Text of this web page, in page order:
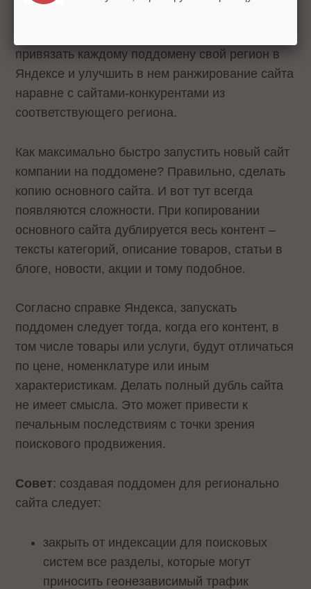
привязать каждому поддомену свой регион в
Яндексе и улучшить в нем ранжирование сайта
наравне с сайтами-конкурентами из
соответствующего региона.
Как максимально быстро запустить новый сайт
компании на поддомене? Правильно, сделать
копию основного сайта. И вот тут всегда
появляются сложности. При копировании
основного сайта дублируется весь контент –
тексты категорий, описание товаров, статьи в
блоге, новости, акции и тому подобное.
Согласно справке Яндекса, запускать
поддомен следует тогда, когда его контент, в
том числе товары или услуги, будут отличаться
по цене, номенклатуре или иным
характеристикам. Делать полный дубль сайта
не имеет смысла. Это может привести к
печальным последствиям с точки зрения
поискового продвижения.
Совет: создавая поддомен для регионально
сайта следует:
закрыть от индексации для поисковых
систем все разделы, которые могут
приносить геонезависимый трафик